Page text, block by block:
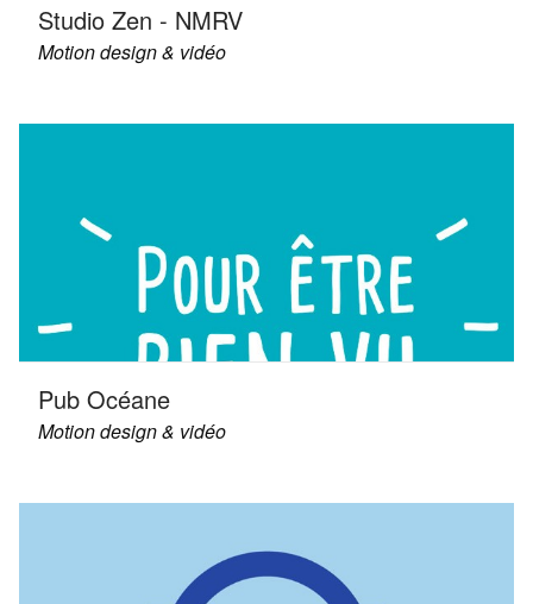
Studio Zen - NMRV
Motion design & vidéo
Pub Océane
Motion design & vidéo